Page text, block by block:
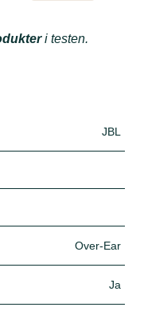
i testen.
JBL
Over-Ear
Ja